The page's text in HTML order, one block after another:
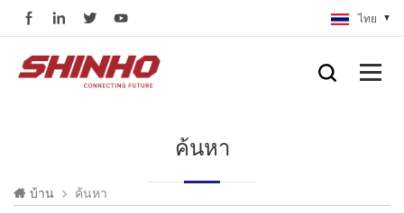
ไทย
ค้นหา
บ้าน ค้นหา